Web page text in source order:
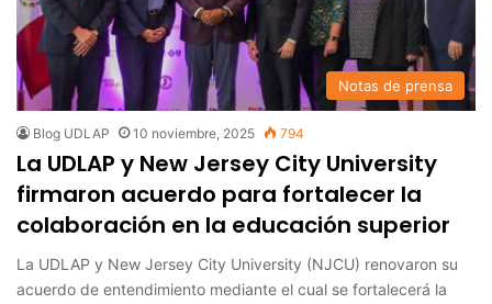
Notas de prensa
Blog UDLAP 10 noviembre, 2025 794
La UDLAP y New Jersey City University
firmaron acuerdo para fortalecer la
colaboración en la educación superior
La UDLAP y New Jersey City University (NJCU) renovaron su
acuerdo de entendimiento mediante el cual se fortalecerá la